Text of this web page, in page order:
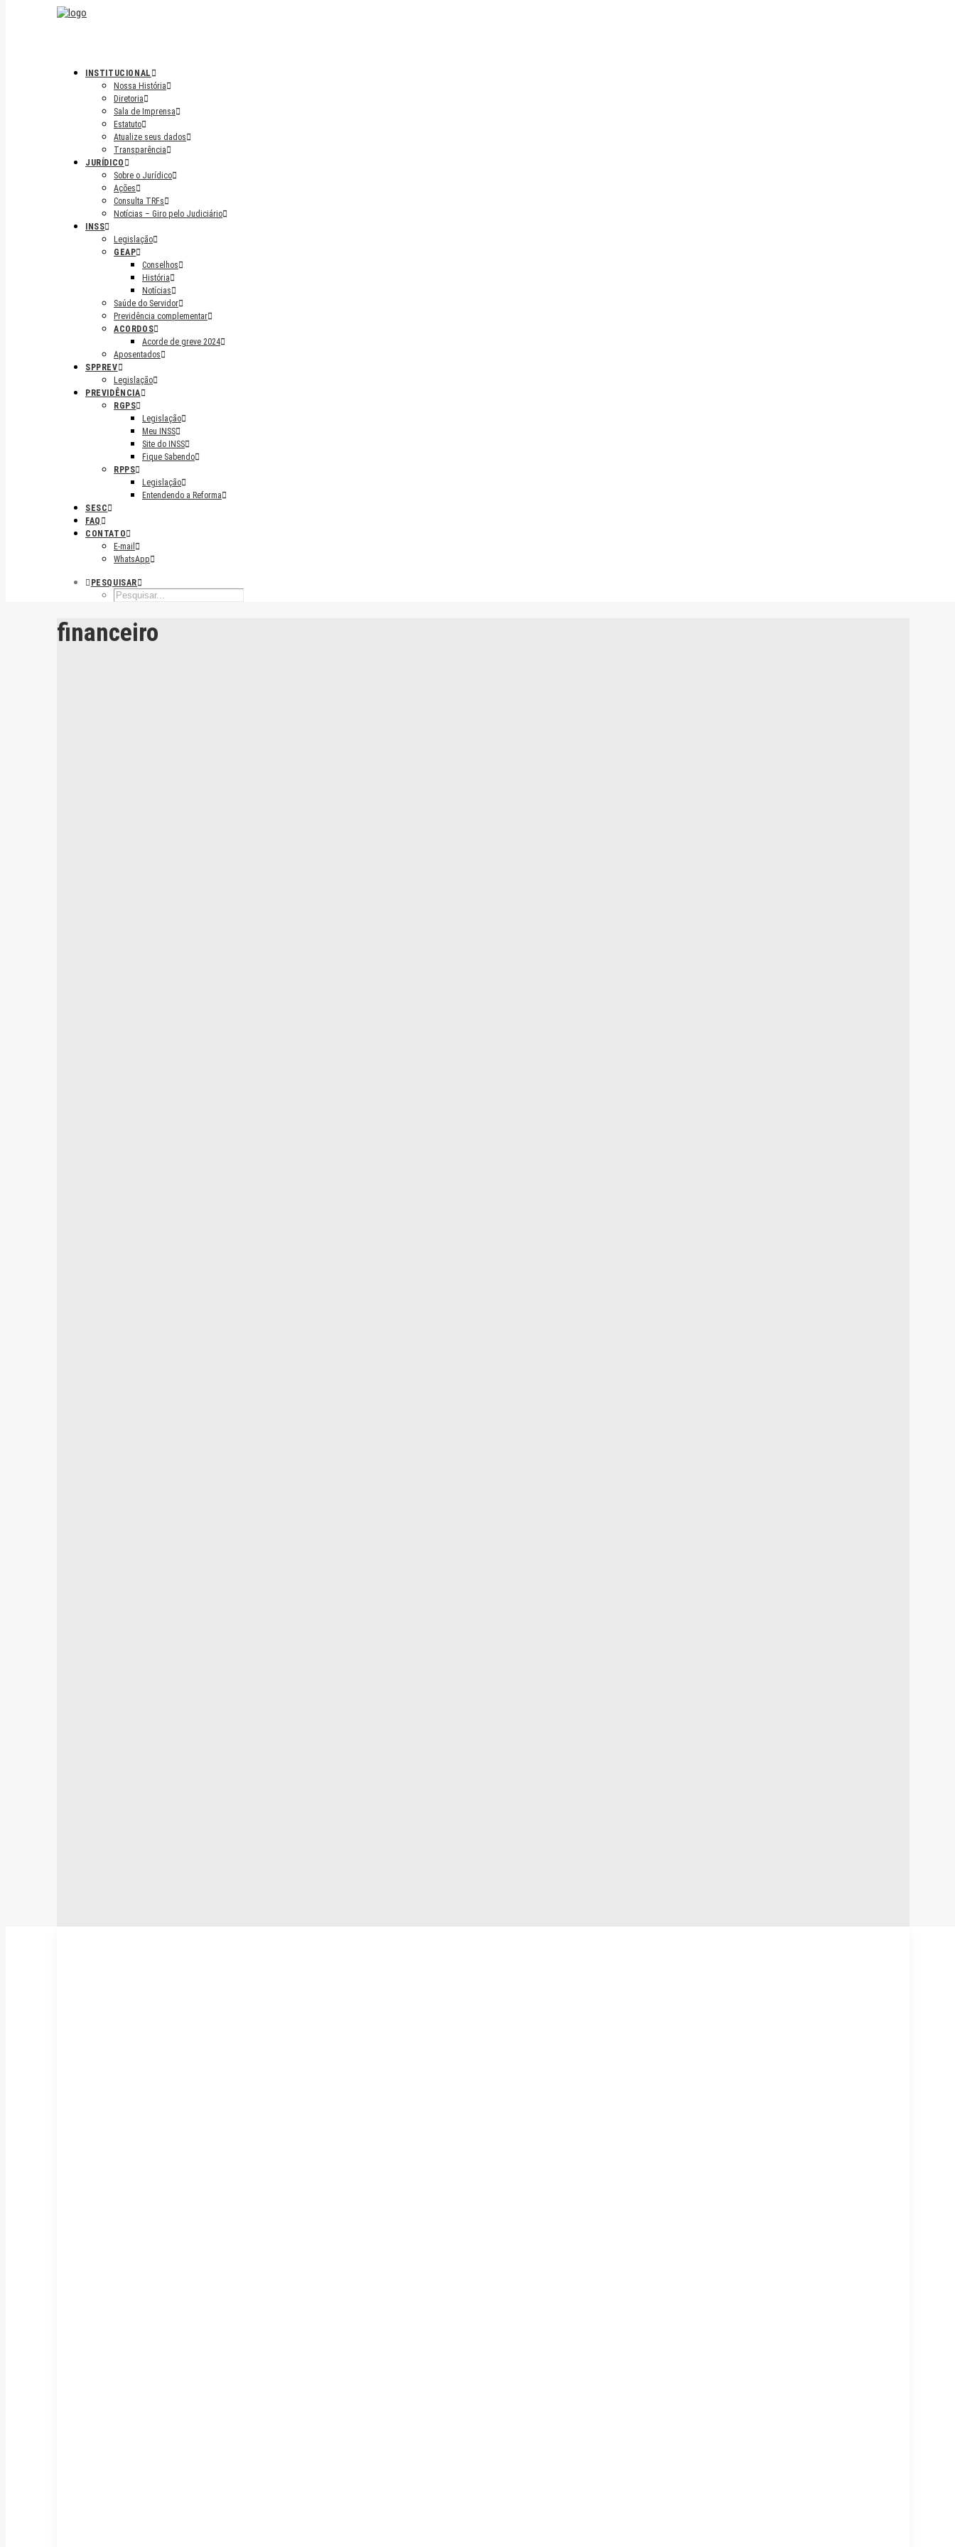
INSTITUCIONAL
Nossa História
Diretoria
Sala de Imprensa
Estatuto
Atualize seus dados
Transparência
JURÍDICO
Sobre o Jurídico
Ações
Consulta TRFs
Notícias – Giro pelo Judiciário
INSS
Legislação
GEAP
Conselhos
História
Notícias
Saúde do Servidor
Previdência complementar
ACORDOS
Acorde de greve 2024
Aposentados
SPPREV
Legislação
PREVIDÊNCIA
RGPS
Legislação
Meu INSS
Site do INSS
Fique Sabendo
RPPS
Legislação
Entendendo a Reforma
SESC
FAQ
CONTATO
E-mail
WhatsApp
PESQUISAR
financeiro